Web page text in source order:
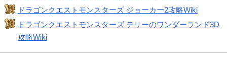
ドラゴンクエストモンスターズ ジョーカー2攻略Wiki
ドラゴンクエストモンスターズ テリーのワンダーランド3D
攻略Wiki